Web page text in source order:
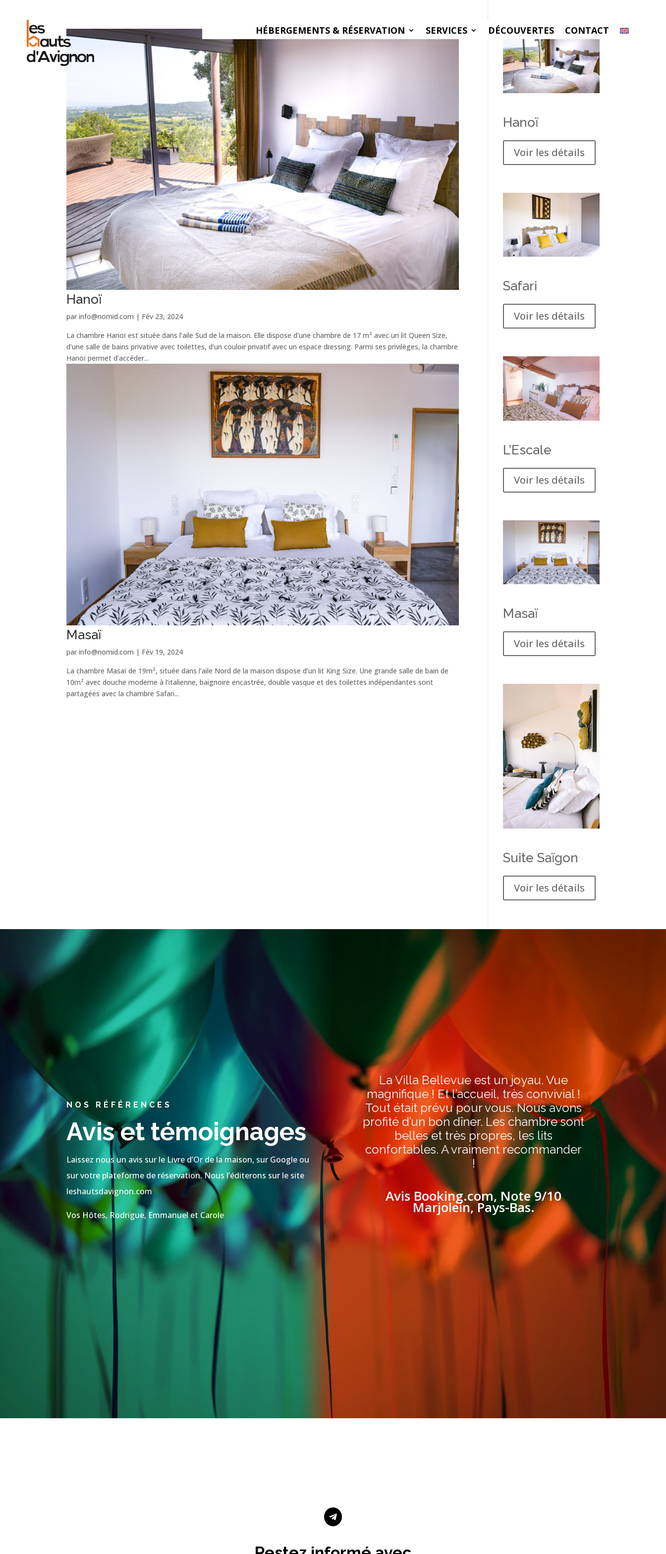
HÉBERGEMENTS & RÉSERVATION SERVICES DÉCOUVERTES CONTACT
Hanoï
parinfo@nomid.com | Fév 23, 2024
La chambre Hanoï est située dans l’aile Sud de la maison. Elle dispose d’une chambre de 17 m² avec un lit Queen Size,
d’une salle de bains privative avec toilettes, d’un couloir privatif avec un espace dressing. Parmi ses privilèges, la chambre
Hanoï permet d’accéder...
Masaï
parinfo@nomid.com | Fév 19, 2024
La chambre Masaï de 19m², située dans l’aile Nord de la maison dispose d’un lit King Size. Une grande salle de bain de
10m² avec douche moderne à l’italienne, baignoire encastrée, double vasque et des toilettes indépendantes sont
partagées avec la chambre Safari...
Hanoï
Voir les détails
Safari
Voir les détails
L’Escale
Voir les détails
Masaï
Voir les détails
Suite Saïgon
Voir les détails
NOS RÉFÉRENCES
Avis et témoignages
Laissez nous un avis sur le Livre d’Or de la maison, sur Google ou
sur votre plateforme de réservation. Nous l’éditerons sur le site
leshautsdavignon.com
Vos Hôtes, Rodrigue, Emmanuel et Carole
La Villa Bellevue est un joyau. Vue
magnifique ! Et l’accueil, très convivial !
Tout était prévu pour vous. Nous avons
profité d’un bon dîner. Les chambre sont
belles et très propres, les lits
confortables. A vraiment recommander
!
Avis Booking.com, Note 9/10
Marjolein, Pays-Bas.
